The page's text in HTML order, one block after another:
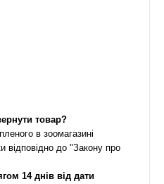
товар?
в зоомагазині
відповідно до "Закону про
14 днів від дати